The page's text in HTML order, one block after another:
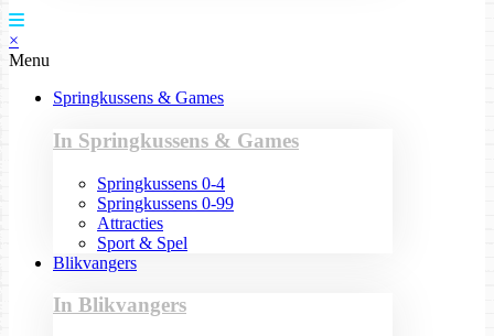
×
Menu
Springkussens & Games
In Springkussens & Games
Springkussens 0-4
Springkussens 0-99
Attracties
Sport & Spel
Blikvangers
In Blikvangers